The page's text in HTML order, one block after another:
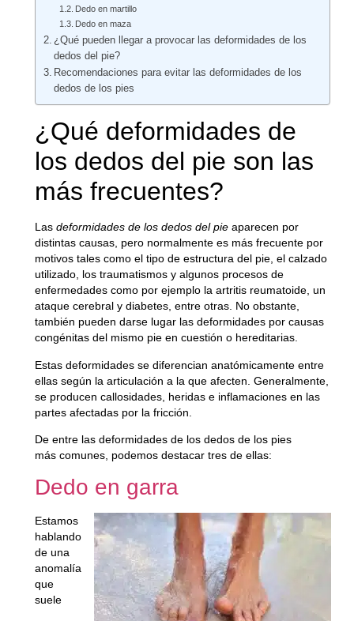
Dedo en martillo
Dedo en maza
¿Qué pueden llegar a provocar las deformidades de los
dedos del pie?
Recomendaciones para evitar las deformidades de los
dedos de los pies
¿Qué deformidades de
los dedos del pie son las
más frecuentes?
Las deformidades de los dedos del pieaparecen por
distintas causas, pero normalmente es más frecuente por
motivos tales como el tipo de estructura del pie, el calzado
utilizado, los traumatismosy algunos procesos de
enfermedades como por ejemplo la artritis reumatoide, un
ataque cerebral y diabetes, entre otras. No obstante,
también pueden darse lugar las deformidades por causas
congénitas del mismo pie en cuestión o hereditarias.
Estas deformidades se diferencian anatómicamente entre
ellas según la articulación a la que afecten. Generalmente,
se producen callosidades, heridas e inflamaciones en las
partes afectadas por la fricción.
De entre las deformidades de los dedos de los pies
más comunes, podemos destacar tres de ellas:
Dedo en garra
Estamos
hablando
de una
anomalía
que
suele